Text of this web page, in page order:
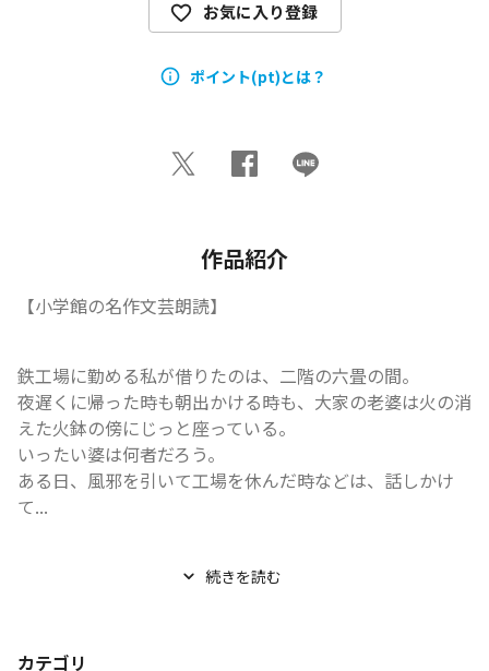
お気に入り登録
ポイント(pt)とは？
作品紹介
【小学館の名作文芸朗読】
鉄工場に勤める私が借りたのは、二階の六畳の間。
夜遅くに帰った時も朝出かける時も、大家の老婆は火の消
えた火鉢の傍にじっと座っている。
いったい婆は何者だろう。
ある日、風邪を引いて工場を休んだ時などは、話しかけ
て...
続きを読む
カテゴリ